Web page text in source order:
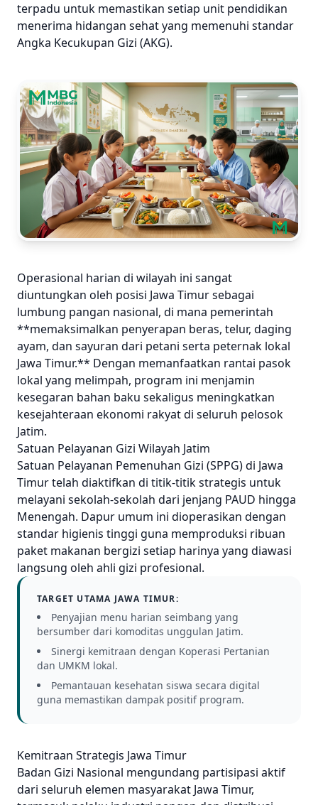
terpadu untuk memastikan setiap unit pendidikan
menerima hidangan sehat yang memenuhi standar
Angka Kecukupan Gizi (AKG).
Operasional harian di wilayah ini sangat
diuntungkan oleh posisi Jawa Timur sebagai
lumbung pangan nasional, di mana pemerintah
**memaksimalkan penyerapan beras, telur, daging
ayam, dan sayuran dari petani serta peternak lokal
Jawa Timur.** Dengan memanfaatkan rantai pasok
lokal yang melimpah, program ini menjamin
kesegaran bahan baku sekaligus meningkatkan
kesejahteraan ekonomi rakyat di seluruh pelosok
Jatim.
Satuan Pelayanan Gizi Wilayah Jatim
Satuan Pelayanan Pemenuhan Gizi (SPPG) di Jawa
Timur telah diaktifkan di titik-titik strategis untuk
melayani sekolah-sekolah dari jenjang PAUD hingga
Menengah. Dapur umum ini dioperasikan dengan
standar higienis tinggi guna memproduksi ribuan
paket makanan bergizi setiap harinya yang diawasi
langsung oleh ahli gizi profesional.
TARGET UTAMA JAWA TIMUR:
Penyajian menu harian seimbang yang
bersumber dari komoditas unggulan Jatim.
Sinergi kemitraan dengan Koperasi Pertanian
dan UMKM lokal.
Pemantauan kesehatan siswa secara digital
guna memastikan dampak positif program.
Kemitraan Strategis Jawa Timur
Badan Gizi Nasional mengundang partisipasi aktif
dari seluruh elemen masyarakat Jawa Timur,